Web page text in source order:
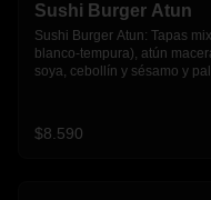
Sushi Burger Atun
Sushi Burger Atun: Tapas
blanco-tempura), atún
soya, cebollín y sésamo y
$8.590